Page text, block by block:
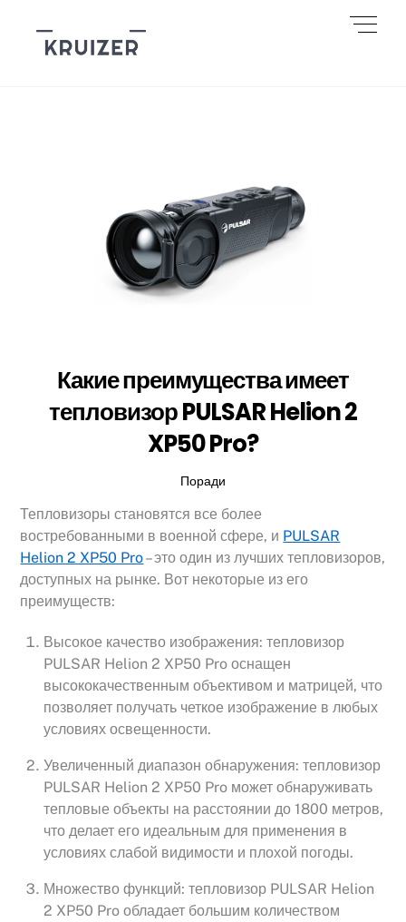
content
Какие преимущества имеет
тепловизор PULSAR Helion 2
XP50 Pro?
Поради
Тепловизоры становятся все более
востребованными в военной сфере, и PULSAR
Helion 2 XP50 Pro– это один из лучших тепловизоров,
доступных на рынке. Вот некоторые из его
преимуществ:
Высокое качество изображения: тепловизор
PULSAR Helion 2 XP50 Pro оснащен
высококачественным объективом и матрицей, что
позволяет получать четкое изображение в любых
условиях освещенности.
Увеличенный диапазон обнаружения: тепловизор
PULSAR Helion 2 XP50 Pro может обнаруживать
тепловые объекты на расстоянии до 1800 метров,
что делает его идеальным для применения в
условиях слабой видимости и плохой погоды.
Множество функций: тепловизор PULSAR Helion
2 XP50 Pro обладает большим количеством